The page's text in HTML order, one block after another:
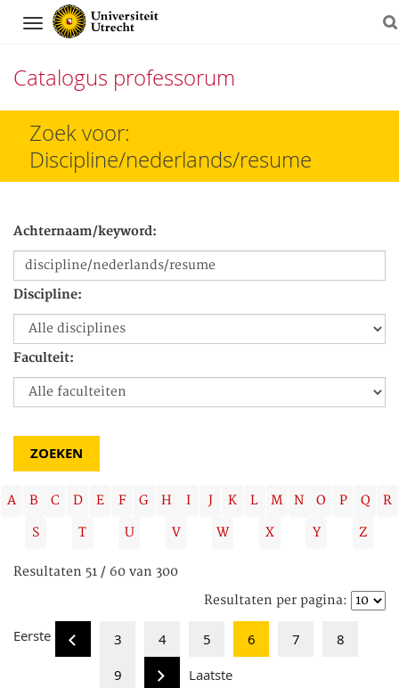
Navigation
Catalogus professorum
Direct
het
Zoek voor:
Discipline/nederlands/resume
Achternaam/keyword:
Discipline:
Faculteit:
A B C D E F G H I J K L M N O P Q
R
S
T U V W X Y Z
Resultaten 51 / 60 van 300
Resultaten per pagina:
Eerste 3 4 5 6 7
8
9
Laatste